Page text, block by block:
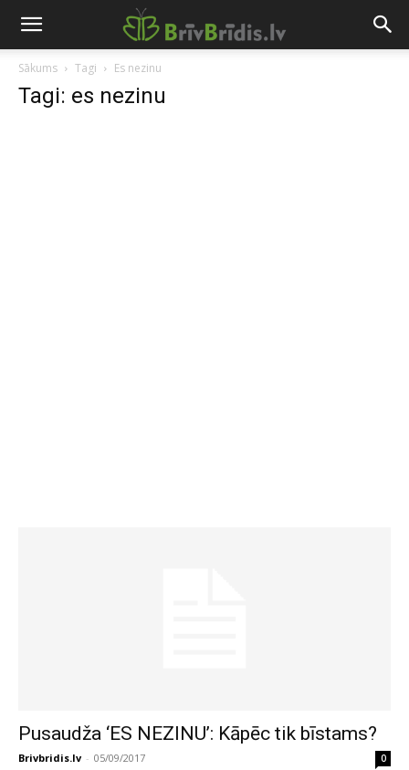
Sākums Tagi Es nezinu
Tagi: es nezinu
Pusaudža ‘ES NEZINU’: Kāpēc tik bīstams?
Brivbridis.lv - 05/09/2017 0